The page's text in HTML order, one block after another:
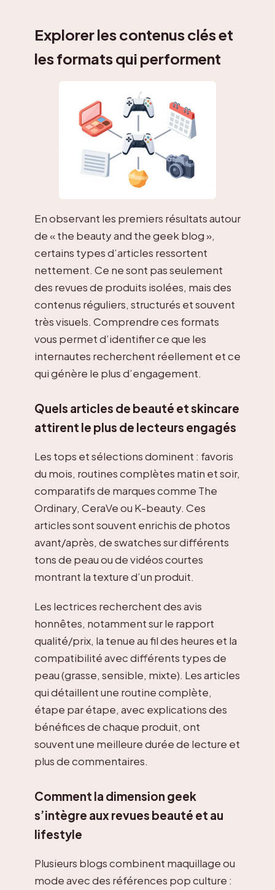
Explorer les contenus clés et
les formats qui performent
En observant les premiers résultats autour
de « the beauty and the geek blog »,
certains types d’articles ressortent
nettement. Ce ne sont pas seulement
des revues de produits isolées, mais des
contenus réguliers, structurés et souvent
très visuels. Comprendre ces formats
vous permet d’identifier ce que les
internautes recherchent réellement et ce
qui génère le plus d’engagement.
Quels articles de beauté et skincare
attirent le plus de lecteurs engagés
Les tops et sélections dominent : favoris
du mois, routines complètes matin et soir,
comparatifs de marques comme The
Ordinary, CeraVe ou K-beauty. Ces
articles sont souvent enrichis de photos
avant/après, de swatches sur différents
tons de peau ou de vidéos courtes
montrant la texture d’un produit.
Les lectrices recherchent des avis
honnêtes, notamment sur le rapport
qualité/prix, la tenue au fil des heures et la
compatibilité avec différents types de
peau (grasse, sensible, mixte). Les articles
qui détaillent une routine complète,
étape par étape, avec explications des
bénéfices de chaque produit, ont
souvent une meilleure durée de lecture et
plus de commentaires.
Comment la dimension geek
s’intègre aux revues beauté et au
lifestyle
Plusieurs blogs combinent maquillage ou
mode avec des références pop culture :